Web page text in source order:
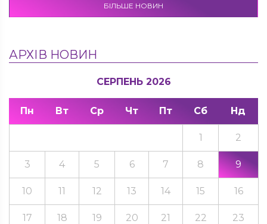
БІЛЬШЕ НОВИН
АРХІВ НОВИН
СЕРПЕНЬ 2026
Пн Вт Ср Чт Пт Сб Нд
1 2
3 4 5 6 7 8 9
10 11 12 13 14 15 16
17 18 19 20 21 22 23